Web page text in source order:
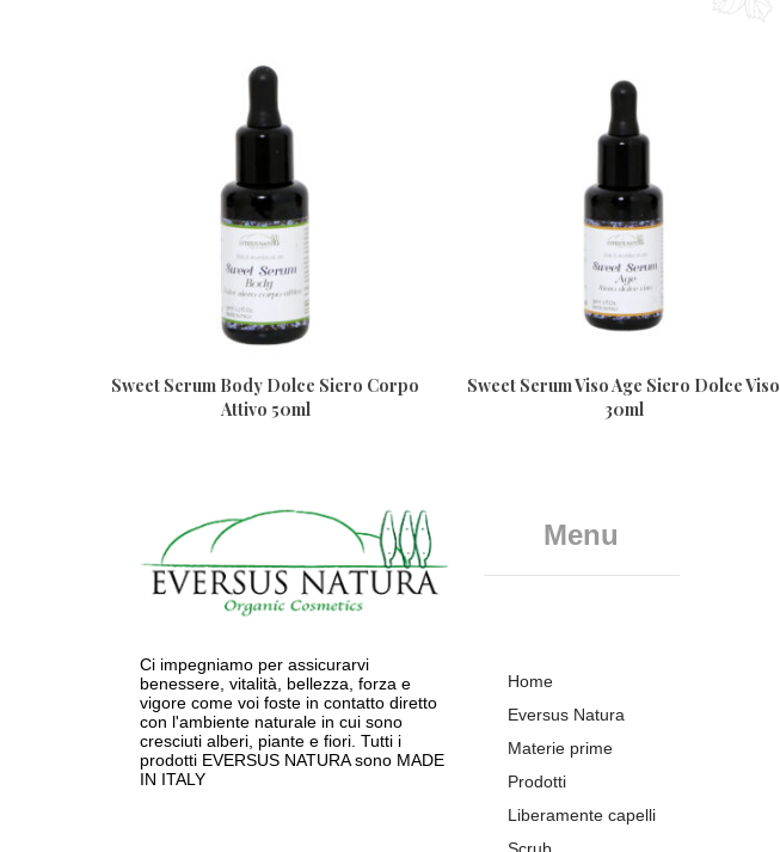
Sweet Serum Body Dolce Siero Corpo
Attivo 50ml
Sweet Serum Viso Age Siero Dolce Viso
30ml
Ci impegniamo per assicurarvi
benessere, vitalità, bellezza, forza e
vigore come voi foste in contatto diretto
con l'ambiente naturale in cui sono
cresciuti alberi, piante e fiori. Tutti i
prodotti EVERSUS NATURA sono MADE
IN ITALY
Menu
Home
Eversus Natura
Materie prime
Prodotti
Liberamente capelli